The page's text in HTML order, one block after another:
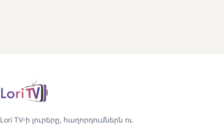
Lori TV-ի լուրերը, հաղորդումներն ու